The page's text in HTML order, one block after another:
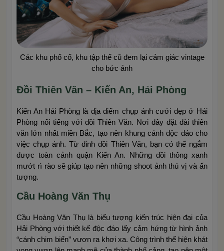
Các khu phố cổ, khu tập thể cũ đem lại cảm giác vintage
cho bức ảnh
Đồi Thiên Văn – Kiến An, Hải Phòng
Kiến An Hải Phòng là địa điểm chụp ảnh cưới đẹp ở Hải
Phòng nổi tiếng với đồi Thiên Văn. Nơi đây đặt đài thiên
văn lớn nhất miền Bắc, tạo nên khung cảnh độc đáo cho
việc chụp ảnh. Từ đỉnh đồi Thiên Văn, bạn có thể ngắm
được toàn cảnh quận Kiến An. Những đồi thông xanh
mướt rì rào sẽ giúp tạo nên những shoot ảnh thú vị và ấn
tượng.
Cầu Hoàng Văn Thụ
Cầu Hoàng Văn Thụ là biểu tượng kiến trúc hiện đại của
Hải Phòng với thiết kế độc đáo lấy cảm hứng từ hình ảnh
“cánh chim biển” vươn ra khơi xa. Công trình thể hiện khát